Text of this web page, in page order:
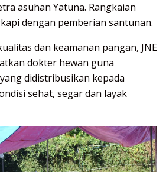
asuhan Yatuna. Rangkaian
dengan pemberian santunan.
dan keamanan pangan, JNE
dokter hewan guna
didistribusikan kepada
sehat, segar dan layak